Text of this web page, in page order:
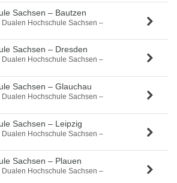
Sachsen – Bautzen
Dualen Hochschule Sachsen –
Sachsen – Dresden
Dualen Hochschule Sachsen –
Sachsen – Glauchau
Dualen Hochschule Sachsen –
Sachsen – Leipzig
Dualen Hochschule Sachsen –
Sachsen – Plauen
Dualen Hochschule Sachsen –